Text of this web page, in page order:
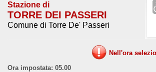
Stazione di
TORRE DEI PASSERI
Comune di Torre De' Passeri
Nell'ora
Ora impostata: 05.00